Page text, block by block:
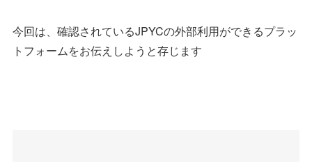
今回は、確認されているJPYCの外部利用ができるプラッ
トフォームをお伝えしようと存じます